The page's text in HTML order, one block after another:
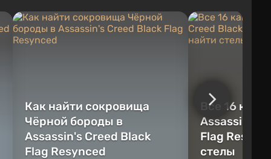
Игроку дана по...
нарушите
Как найти сокровища
Чёрной бороды в
Assassin's Creed Black
Flag Resynced
Все 16
Assassin's
Flag
стелы